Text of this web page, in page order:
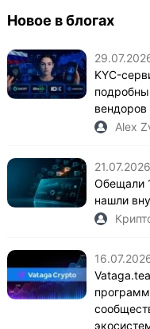
Новое в блогах
KYC-
вендоров
Alex
21.07.2026
Обещали
нашли